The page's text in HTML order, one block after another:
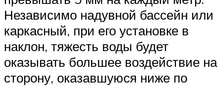
Независимо надувной бассейн или
каркасный, при его установке в
наклон, тяжесть воды будет
оказывать большее воздействие на
сторону, оказавшуюся ниже по